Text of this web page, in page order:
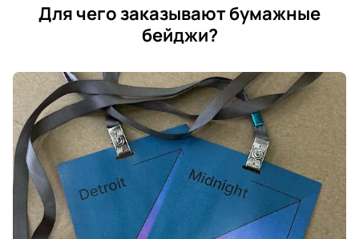
Для чего заказывают бумажные
бейджи?